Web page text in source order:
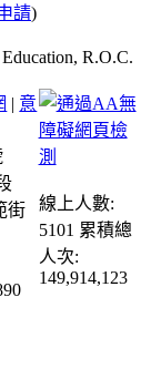
請)
R.O.C.
| 意
街
線上人數:
5101 累積總
人次:
149,914,123